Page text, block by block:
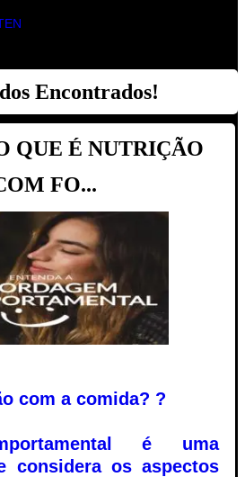
Encontrados!
QUE É NUTRIÇÃO
FO...
com a comida? ?
é uma
considera os aspectos